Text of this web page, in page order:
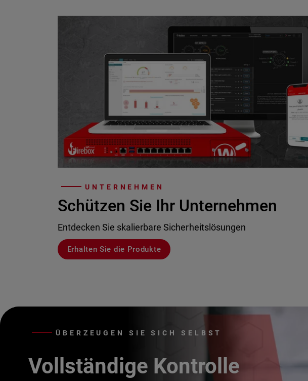
UNTERNEHMEN
Schützen Sie Ihr Unternehmen
Entdecken Sie skalierbare Sicherheitslösungen
Erhalten Sie die Produkte
ÜBERZEUGEN SIE SICH SELBST
Vollständige Kontrolle